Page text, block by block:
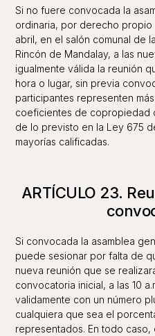
Si no fuere convocada la
ordinaria, por derecho
abril, en el salón comunal de
Rincón de Mandalay, a las
igualmente válida la reunión
hora o lugar, sin previa
participantes representen
coeficientes de copropiedad
de lo previsto en la Ley 675
mayorías calificadas.
ARTÍCULO 23.
Si convocada la asamblea
puede sesionar por falta de
nueva reunión que se
convocatoria inicial, a las 10
validamente con un número
cualquiera que sea el
representados. En todo